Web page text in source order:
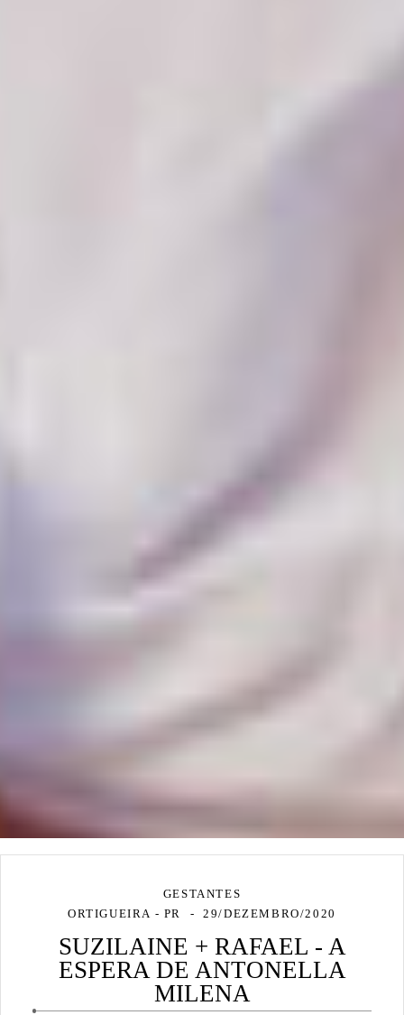
GESTANTES
ORTIGUEIRA - PR
29/DEZEMBRO/2020
SUZILAINE + RAFAEL - A
ESPERA DE ANTONELLA
MILENA